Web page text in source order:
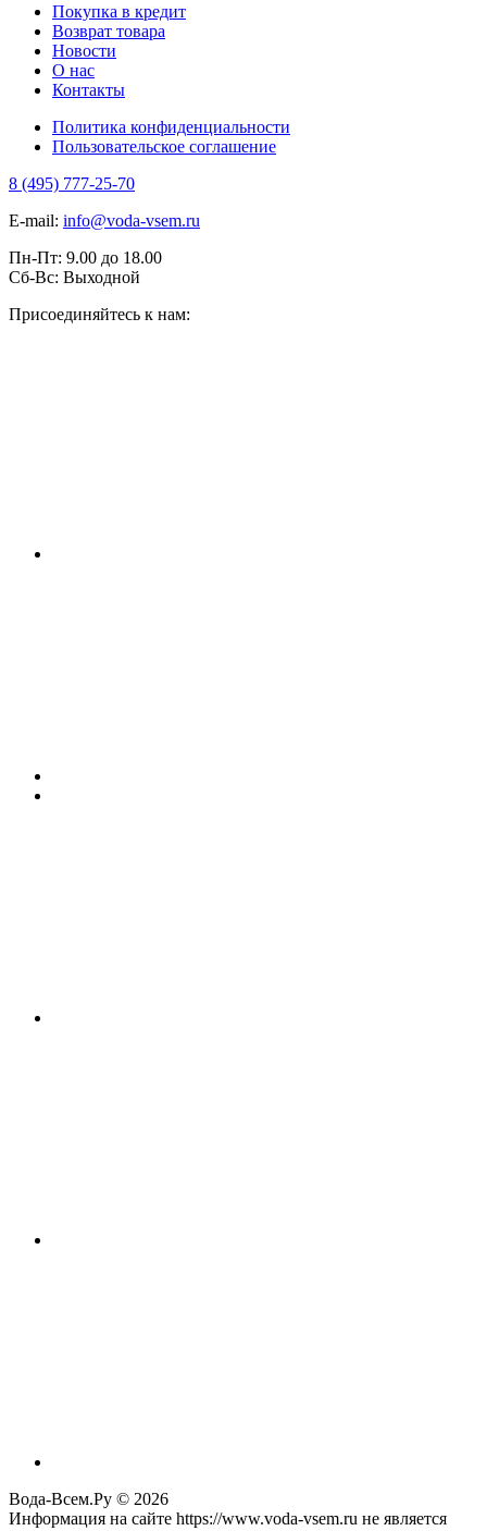
Покупка в кредит
Возврат товара
Новости
О нас
Контакты
Политика конфиденциальности
Пользовательское соглашение
8 (495) 777-25-70
E-mail: info@voda-vsem.ru
Пн-Пт: 9.00 до 18.00
Сб-Вс: Выходной
Присоединяйтесь к нам:
Вода-Всем.Ру © 2026
Информация на сайте https://www.voda-vsem.ru не является